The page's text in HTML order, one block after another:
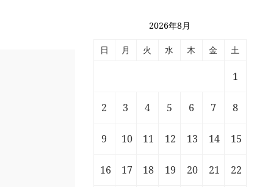
2026年8月
日 月 火 水 木 金 土
1
2 3 4 5 6 7 8
9 10 11 12 13 14 15
16 17 18 19 20 21 22